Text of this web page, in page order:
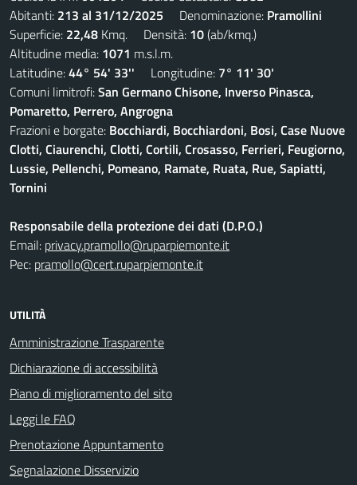
Abitanti: 213 al 31/12/2025 Denominazione: Pramollini
Superficie: 22,48 Kmq. Densità: 10(ab/kmq.)
Altitudine media: 1071 m.s.l.m.
Latitudine:44° 54' 33'' Longitudine: 7° 11' 30'
Comuni limitrofi:San Germano Chisone, Inverso Pinasca,
Pomaretto, Perrero, Angrogna
Frazioni e borgate: Bocchiardi, Bocchiardoni, Bosi, Case Nuove
Clotti, Ciaurenchi, Clotti, Cortili, Crosasso, Ferrieri, Feugiorno,
Lussie, Pellenchi, Pomeano, Ramate, Ruata, Rue, Sapiatti,
Tornini
Responsabile della protezione dei dati (D.P.O.)
Email: privacy.pramollo@ruparpiemonte.it
Pec: pramollo@cert.ruparpiemonte.it
UTILITÀ
Amministrazione Trasparente
Dichiarazione di accessibilità
Piano di miglioramento del sito
Leggi le FAQ
Prenotazione Appuntamento
Segnalazione Disservizio